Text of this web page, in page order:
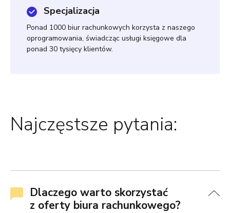
Specjalizacja
Ponad 1000 biur rachunkowych korzysta z naszego
oprogramowania, świadcząc usługi księgowe dla
ponad 30 tysięcy klientów.
Najczęstsze pytania:
Dlaczego warto skorzystać
z oferty biura rachunkowego?